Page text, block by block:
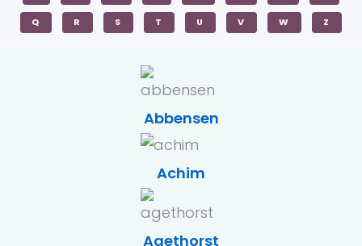
Q R S T U V W Z
Abbensen
Achim
Agethorst